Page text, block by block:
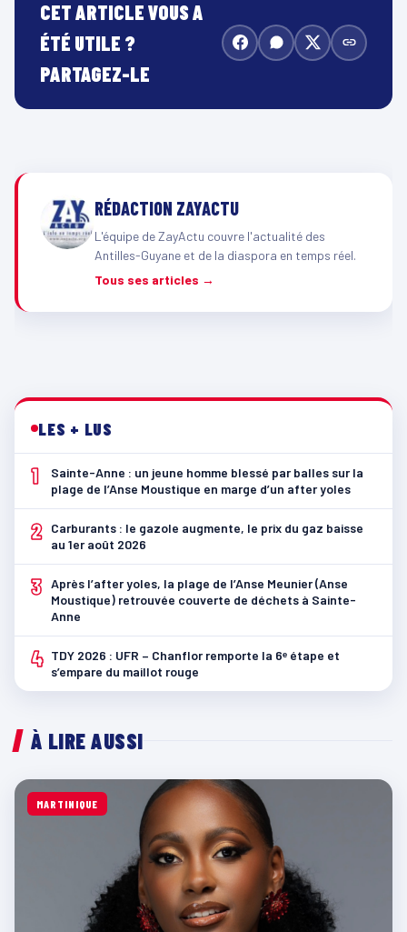
CET ARTICLE VOUS A
ÉTÉ UTILE ?
PARTAGEZ-LE
RÉDACTION ZAYACTU
L'équipe de ZayActu couvre l'actualité des
Antilles-Guyane et de la diaspora en temps réel.
Tous ses articles →
LES + LUS
1
Sainte-Anne : un jeune homme blessé par balles sur la
plage de l’Anse Moustique en marge d’un after yoles
2
Carburants : le gazole augmente, le prix du gaz baisse
au 1er août 2026
3 Après l’after yoles, la plage de l’Anse Meunier (Anse
Moustique) retrouvée couverte de déchets à Sainte-
Anne
4 TDY 2026 : UFR – Chanflor remporte la 6ᵉ étape et
s’empare du maillot rouge
À LIRE AUSSI
MARTINIQUE